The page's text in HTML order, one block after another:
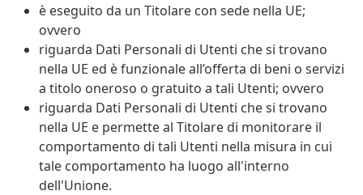
è eseguito da un Titolare con sede nella UE;
ovvero
riguarda Dati Personali di Utenti che si trovano
nella UE ed è funzionale all’offerta di beni o servizi
a titolo oneroso o gratuito a tali Utenti; ovvero
riguarda Dati Personali di Utenti che si trovano
nella UE e permette al Titolare di monitorare il
comportamento di tali Utenti nella misura in cui
tale comportamento ha luogo all'interno
dell'Unione.